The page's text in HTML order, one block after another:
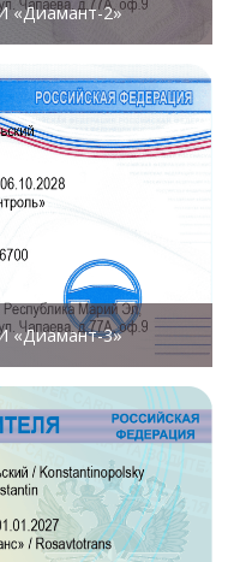
«Диамант-2»
«Диамант-3»